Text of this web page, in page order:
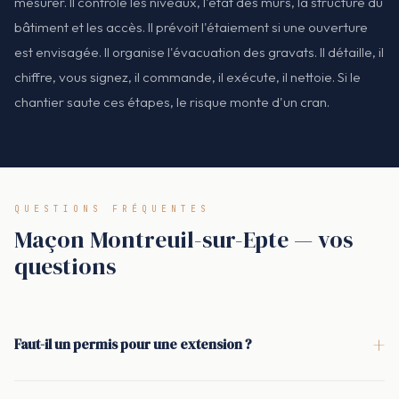
bâtiment et les accès. Il prévoit l'étaiement si une ouverture
est envisagée. Il organise l'évacuation des gravats. Il détaille, il
chiffre, vous signez, il commande, il exécute, il nettoie. Si le
chantier saute ces étapes, le risque monte d'un cran.
QUESTIONS FRÉQUENTES
Maçon Montreuil-sur-Epte — vos
questions
Faut-il un permis pour une extension ? +